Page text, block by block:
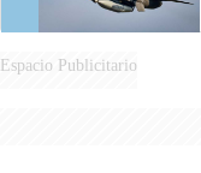
Espacio Publicitario